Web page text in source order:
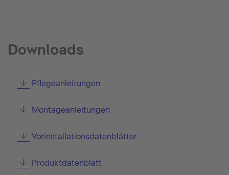
Downloads
Pflegeanleitungen
Montageanleitungen
Vorinstallationsdatenblätter
Produktdatenblatt